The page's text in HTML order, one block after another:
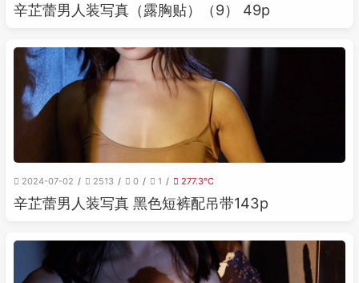
辛芷蕾男人装写真（露胸贴）（9） 49p
2024-07-02 2513 0 1 277.3℃
辛芷蕾男人装写真 黑色短裤配吊带143p